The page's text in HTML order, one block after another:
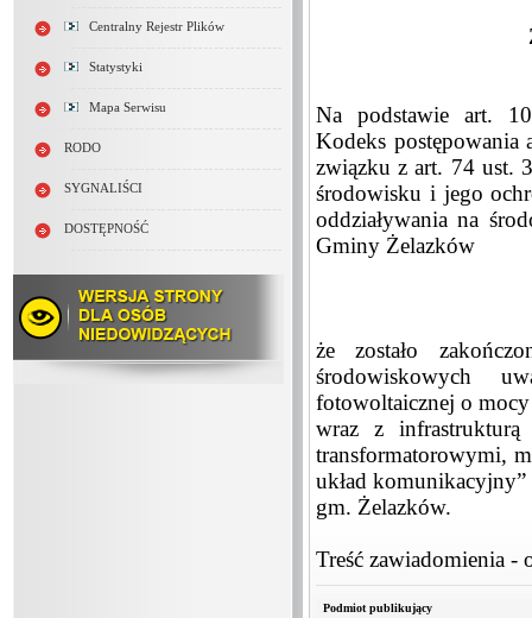
Centralny Rejestr Plików
Statystyki
Mapa Serwisu
RODO
SYGNALIŚCI
DOSTĘPNOŚĆ
Na podstawie art.
Kodeks
związku z art. 74 ust.
środowisku i jego
oddziaływania na
Gminy Żelazków
że zostało
środowiskowych
fotowoltaicznej o
wraz z infrastrukturą
transformatorowymi,
układ
gm. Żelazków.
Treść zawiadomienia -
Podmiot publikujący